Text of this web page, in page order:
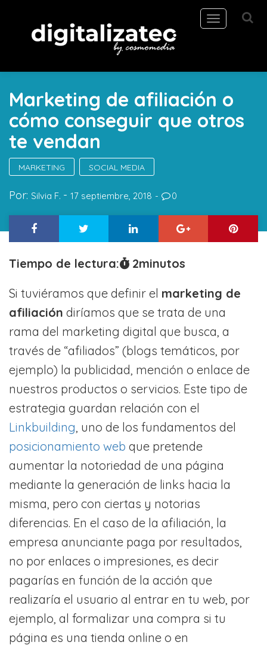
Toggle
navigation
Marketing de afiliación o
cómo conseguir que otros
te vendan
MARKETING SOCIAL MEDIA
Por: Silvia F. 17 septiembre, 2018 0
Tiempo de lectura: 2minutos
Si tuviéramos que definir el marketing de
afiliación diríamos que se trata de una
rama del marketing digital que busca, a
través de “afiliados” (blogs temáticos, por
ejemplo) la publicidad, mención o enlace de
nuestros productos o servicios. Este tipo de
estrategia guardan relación con el
Linkbuilding , uno de los fundamentos del
posicionamiento web que pretende
aumentar la notoriedad de una página
mediante la generación de links hacia la
misma, pero con ciertas y notorias
diferencias. En el caso de la afiliación, la
empresa anunciante paga por resultados,
no por enlaces o impresiones, es decir
pagarías en función de la acción que
realizaría el usuario al entrar en tu web, por
ejemplo, al formalizar una compra si tu
página es una tienda online o en